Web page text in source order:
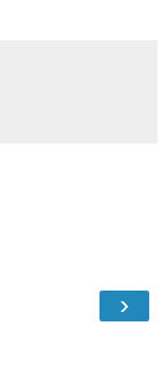
›